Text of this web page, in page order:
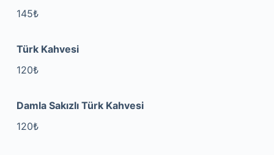
145₺
Türk Kahvesi
120₺
Damla Sakızlı Türk Kahvesi
120₺